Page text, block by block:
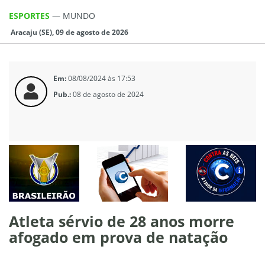
ESPORTES — MUNDO
Aracaju (SE), 09 de agosto de 2026
Em:08/08/2024 às 17:53
Pub.:08 de agosto de 2024
Atleta sérvio de 28 anos morre
afogado em prova de natação